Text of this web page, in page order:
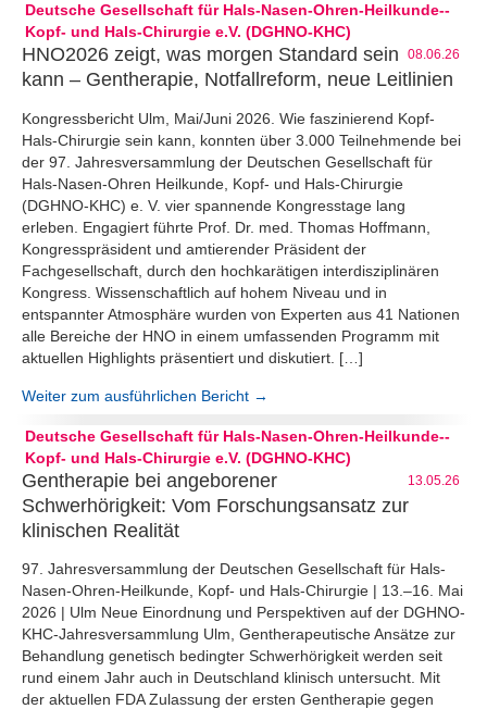
Deutsche Gesellschaft für Hals-Nasen-Ohren-Heilkunde--
Kopf- und Hals-Chirurgie e.V. (DGHNO-KHC)
08.06.26
HNO2026 zeigt, was morgen Standard sein
kann – Gentherapie, Notfallreform, neue Leitlinien
Kongressbericht Ulm, Mai/Juni 2026. Wie faszinierend Kopf-
Hals-Chirurgie sein kann, konnten über 3.000 Teilnehmende bei
der 97. Jahresversammlung der Deutschen Gesellschaft für
Hals-Nasen-Ohren Heilkunde, Kopf- und Hals-Chirurgie
(DGHNO-KHC) e. V. vier spannende Kongresstage lang
erleben. Engagiert führte Prof. Dr. med. Thomas Hoffmann,
Kongresspräsident und amtierender Präsident der
Fachgesellschaft, durch den hochkarätigen interdisziplinären
Kongress. Wissenschaftlich auf hohem Niveau und in
entspannter Atmosphäre wurden von Experten aus 41 Nationen
alle Bereiche der HNO in einem umfassenden Programm mit
aktuellen Highlights präsentiert und diskutiert. […]
Weiter zum ausführlichen Bericht →
Deutsche Gesellschaft für Hals-Nasen-Ohren-Heilkunde--
Kopf- und Hals-Chirurgie e.V. (DGHNO-KHC)
13.05.26
Gentherapie bei angeborener
Schwerhörigkeit: Vom Forschungsansatz zur
klinischen Realität
97. Jahresversammlung der Deutschen Gesellschaft für Hals-
Nasen-Ohren-Heilkunde, Kopf- und Hals-Chirurgie | 13.–16. Mai
2026 | Ulm Neue Einordnung und Perspektiven auf der DGHNO-
KHC-Jahresversammlung Ulm, Gentherapeutische Ansätze zur
Behandlung genetisch bedingter Schwerhörigkeit werden seit
rund einem Jahr auch in Deutschland klinisch untersucht. Mit
der aktuellen FDA Zulassung der ersten Gentherapie gegen